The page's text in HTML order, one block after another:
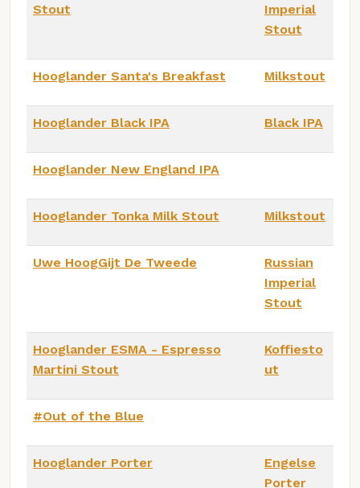
Stout
Imperial
Stout
Hooglander Santa's Breakfast Milkstout
Hooglander Black IPA Black IPA
Hooglander New England IPA
Hooglander Tonka Milk Stout Milkstout
Uwe HoogGijt De Tweede
Russian
Imperial
Stout
Hooglander ESMA - Espresso
Martini Stout
Koffiesto
ut
#Out of the Blue
Hooglander Porter
Engelse
Porter